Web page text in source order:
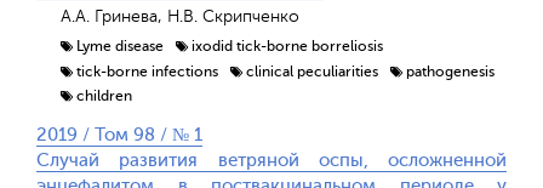
А.А. Гринева, Н.В. Скрипченко
Lyme disease
ixodid tick-borne borreliosis
tick-borne infections
clinical peculiarities
pathogenesis
children
2019 / Том 98 / № 1
Случай развития ветряной оспы, осложненной